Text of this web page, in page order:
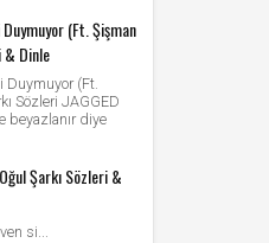
(Ft. Şişman
& Dinle
Duymuyor (Ft.
Sözleri JAGGED
beyazlanır diye
Şarkı Sözleri &
si...